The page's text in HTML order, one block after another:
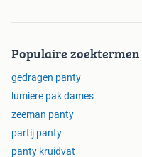
Populaire zoektermen
gedragen panty
lumiere pak dames
zeeman panty
partij panty
panty kruidvat